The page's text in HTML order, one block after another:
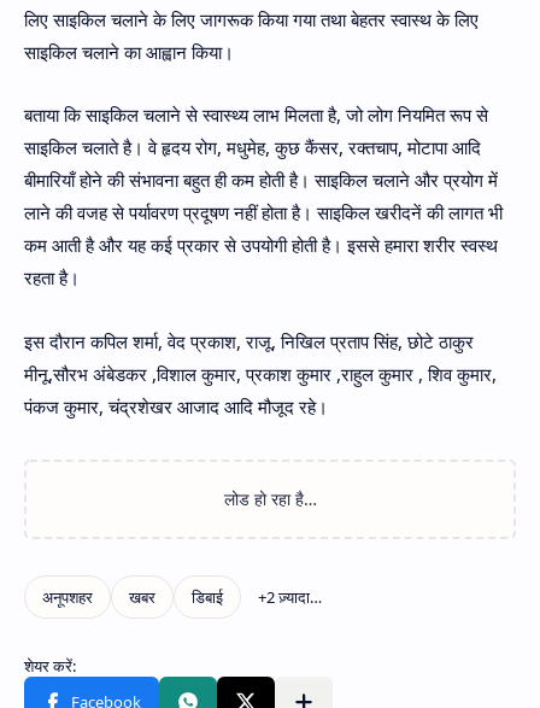
लिए साइकिल चलाने के लिए जागरूक किया गया तथा बेहतर स्वास्थ के लिए
साइकिल चलाने का आह्वान किया।
बताया कि साइकिल चलाने से स्वास्थ्य लाभ मिलता है, जो लोग नियमित रूप से
साइकिल चलाते है। वे हृदय रोग, मधुमेह, कुछ कैंसर, रक्तचाप, मोटापा आदि
बीमारियाँ होने की संभावना बहुत ही कम होती है। साइकिल चलाने और प्रयोग में
लाने की वजह से पर्यावरण प्रदूषण नहीं होता है। साइकिल खरीदनें की लागत भी
कम आती है और यह कई प्रकार से उपयोगी होती है। इससे हमारा शरीर स्वस्थ
रहता है।
इस दौरान कपिल शर्मा, वेद प्रकाश, राजू, निखिल प्रताप सिंह, छोटे ठाकुर
मीनू,सौरभ अंबेडकर ,विशाल कुमार, प्रकाश कुमार ,राहुल कुमार , शिव कुमार,
पंकज कुमार, चंद्रशेखर आजाद आदि मौजूद रहे।